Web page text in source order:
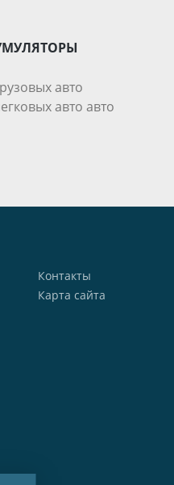
авто
авто авто
Контакты
Карта сайта